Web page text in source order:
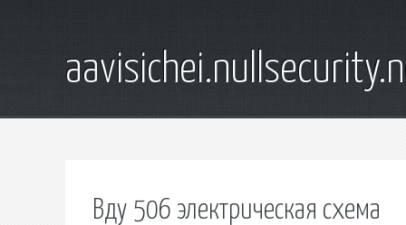
Вду 506 электрическая схема